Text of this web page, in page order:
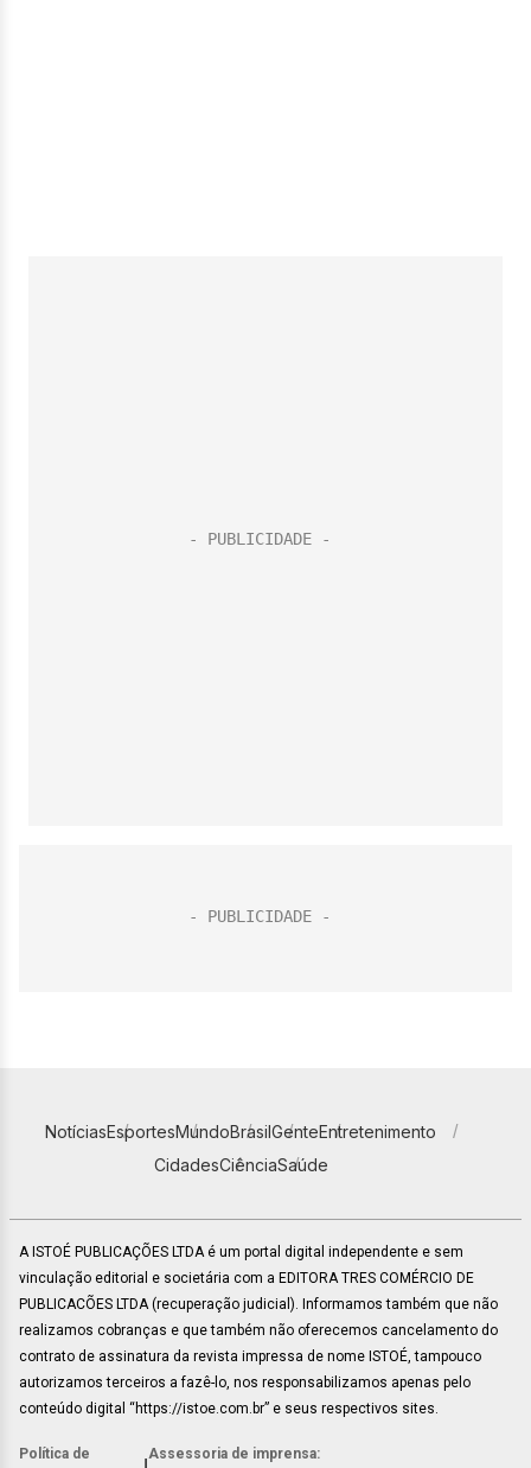
NotíciasEsportesMundoBrasilGenteEntretenimento
CidadesCiênciaSaúde
A ISTOÉ PUBLICAÇÕES LTDA é um portal digital independente e sem
vinculação editorial e societária com a EDITORA TRES COMÉRCIO DE
PUBLICACÕES LTDA (recuperação judicial). Informamos também que não
realizamos cobranças e que também não oferecemos cancelamento do
contrato de assinatura da revista impressa de nome ISTOÉ, tampouco
autorizamos terceiros a fazê-lo, nos responsabilizamos apenas pelo
conteúdo digital “https://istoe.com.br” e seus respectivos sites.
Política de Assessoria de imprensa: